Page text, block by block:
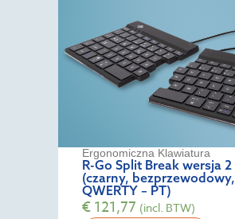
Ergonomiczna Klawiatura
R-Go Split Break wersja 2
(czarny, bezprzewodowy,
QWERTY – PT)
€121,77 (incl. BTW)